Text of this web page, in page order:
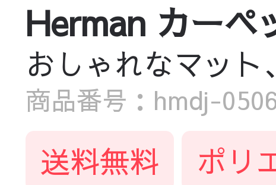
Herman カーペ
おしゃれなマット
商品番号：hmdj-
送料無料 ポリ